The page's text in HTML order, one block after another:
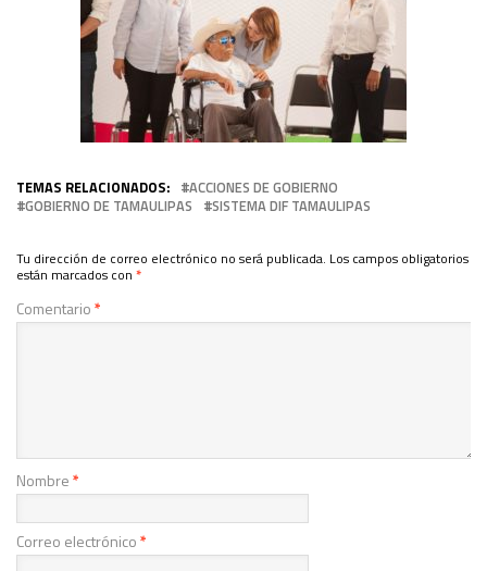
TEMAS RELACIONADOS:
ACCIONES DE GOBIERNO
GOBIERNO DE TAMAULIPAS
SISTEMA DIF TAMAULIPAS
Tu dirección de correo electrónico no será publicada. Los campos obligatorios
están marcados con *
Comentario*
Nombre*
Correo electrónico*